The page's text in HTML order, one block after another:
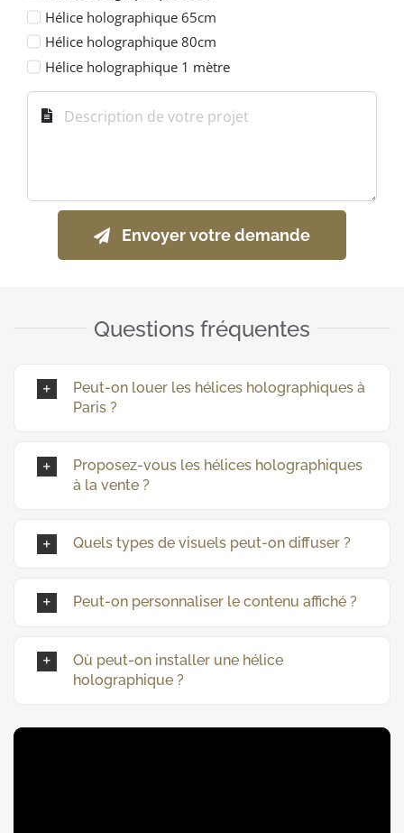
Hélice holographique 65cm
Hélice holographique 80cm
Hélice holographique 1 mètre
Envoyer votre demande
Questions fréquentes
Peut-on louer les hélices holographiques à
Paris ?
Proposez-vous les hélices holographiques
à la vente ?
Quels types de visuels peut-on diffuser ?
Peut-on personnaliser le contenu affiché ?
Où peut-on installer une hélice
holographique ?